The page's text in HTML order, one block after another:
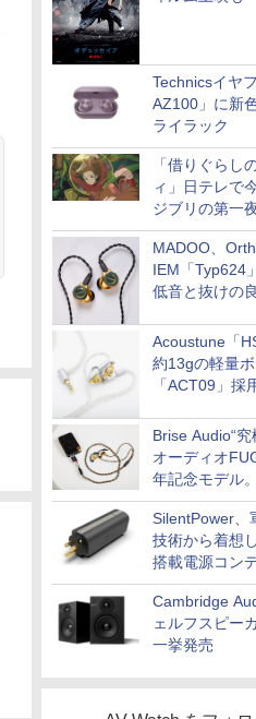
Technicsイヤ
AZ100」に新
ライラック
「借りぐらし
ィ」日テレで
ジブリの第一
MADOO、
IEM「Typ624
低音と抜けの
Acoustune「
約13gの軽量
「ACT09」採
Brise Audio“
オーディオ
年記念モデル
NISHIKIで統
SilentPower、
技術から着想
搭載電源コン
「AC
Cambridge
ェルフスピー
一挙発売